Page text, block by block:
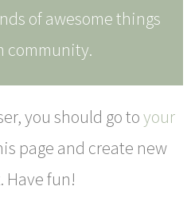
of awesome things
community.
you should go toyour
page and create new
Have fun!